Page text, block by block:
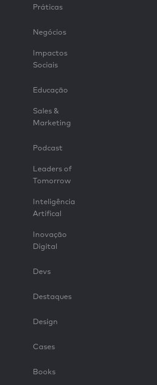
Práticas
Negócios
Impactos
Sociais
Educação
Sales &
Marketing
Podcast
Leaders of
Tomorrow
Inteligência
Artifical
Inovação
Digital
Devs
Destaques
Design
Cases
Books